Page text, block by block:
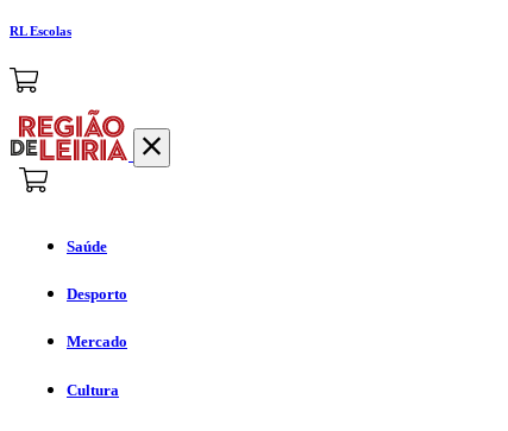
RL Escolas
Saúde
Desporto
Mercado
Cultura